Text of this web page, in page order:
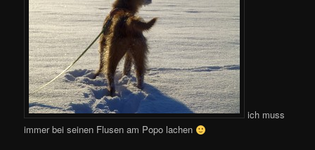
ich muss
immer bei seinen Flusen am Popo lachen